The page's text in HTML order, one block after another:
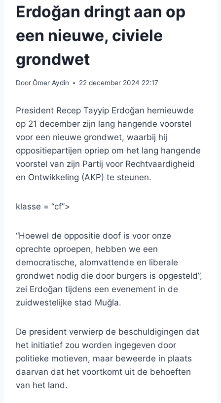
Erdoğan dringt aan op
een nieuwe, civiele
grondwet
DoorÖmer Aydin 22 december 2024 22:17
President Recep Tayyip Erdoğan hernieuwde
op 21 december zijn lang hangende voorstel
voor een nieuwe grondwet, waarbij hij
oppositiepartijen opriep om het lang hangende
voorstel van zijn Partij voor Rechtvaardigheid
en Ontwikkeling (AKP) te steunen.
klasse = “cf”>
“Hoewel de oppositie doof is voor onze
oprechte oproepen, hebben we een
democratische, alomvattende en liberale
grondwet nodig die door burgers is opgesteld”,
zei Erdoğan tijdens een evenement in de
zuidwestelijke stad Muğla.
De president verwierp de beschuldigingen dat
het initiatief zou worden ingegeven door
politieke motieven, maar beweerde in plaats
daarvan dat het voortkomt uit de behoeften
van het land.